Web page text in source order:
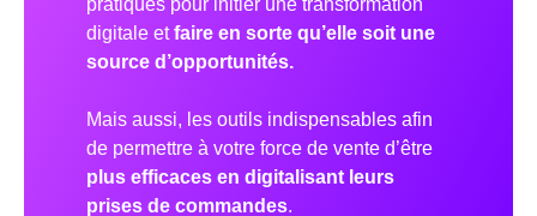
digitale etfaire en sorte qu’elle soit une
source d’opportunités.
Mais aussi, les outils indispensables afin
de permettre à votre force de vente d’être
plus efficaces en digitalisant leurs
prises de commandes.